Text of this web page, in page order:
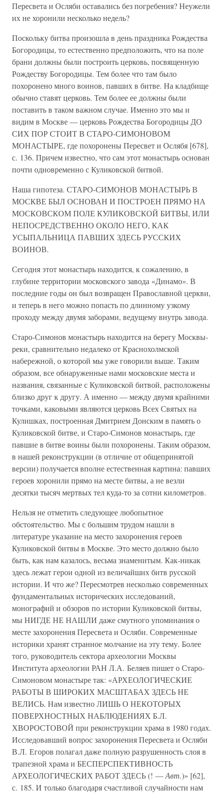
Пересвета и Осляби оставались без погребения? Неужели
их не хоронили несколько недель?
Поскольку битва произошла в день праздника Рождества
Богородицы, то естественно предположить, что на поле
брани должны были построить церковь, посвященную
Рождеству Богородицы. Тем более что там было
похоронено много воинов, павших в битве. На кладбище
обычно ставят церковь. Тем более ее должны были
поставить в таком важном случае. Именно это мы и
видим в Москве — церковь Рождества Богородицы ДО
СИХ ПОР СТОИТ В СТАРО-СИМОНОВОМ
МОНАСТЫРЕ, где похоронены Пересвет и Ослябя [678],
с. 136. Причем известно, что сам этот монастырь основан
почти одновременно с Куликовской битвой.
Наша гипотеза. СТАРО-СИМОНОВ МОНАСТЫРЬ В
МОСКВЕ БЫЛ ОСНОВАН И ПОСТРОЕН ПРЯМО НА
МОСКОВСКОМ ПОЛЕ КУЛИКОВСКОЙ БИТВЫ, ИЛИ
НЕПОСРЕДСТВЕННО ОКОЛО НЕГО, КАК
УСЫПАЛЬНИЦА ПАВШИХ ЗДЕСЬ РУССКИХ
ВОИНОВ.
Сегодня этот монастырь находится, к сожалению, в
глубине территории московского завода «Динамо». В
последние годы он был возвращен Православной церкви,
и теперь в него можно попасть по длинному узкому
проходу между двумя заборами, ведущему внутрь завода.
Старо-Симонов монастырь находится на берегу Москвы-
реки, сравнительно недалеко от Краснохолмской
набережной, о которой мы уже говорили выше. Таким
образом, все обнаруженные нами московские места и
названия, связанные с Куликовской битвой, расположены
близко друг к другу. А именно — между двумя крайними
точками, каковыми являются церковь Всех Святых на
Кулишках, построенная Дмитрием Донским в память о
Куликовской битве, и Старо-Симонов монастырь, где
павшие в битве воины были похоронены. Таким образом,
в нашей реконструкции (в отличие от общепринятой
версии) получается вполне естественная картина: павших
героев хоронили прямо на месте битвы, а не везли
десятки тысяч мертвых тел куда-то за сотни километров.
Нельзя не отметить следующее любопытное
обстоятельство. Мы с большим трудом нашли в
литературе указание на место захоронения героев
Куликовской битвы в Москве. Это место должно было
быть, как нам казалось, весьма знаменитым. Как-никак
здесь лежат герои одной из величайших битв русской
истории. И что же? Пересмотрев несколько современных
фундаментальных исторических исследований,
монографий и обзоров по истории Куликовской битвы,
мы НИГДЕ НЕ НАШЛИ даже смутного упоминания о
месте захоронения Пересвета и Осляби. Современные
историки хранят странное молчание на эту тему. Более
того, руководитель сектора археологии Москвы
Института археологии РАН Л.А. Беляев пишет о Старо-
Симоновом монастыре так: «АРХЕОЛОГИЧЕСКИЕ
РАБОТЫ В ШИРОКИХ МАСШТАБАХ ЗДЕСЬ НЕ
ВЕЛИСЬ. Нам известно ЛИШЬ О НЕКОТОРЫХ
ПОВЕРХНОСТНЫХ НАБЛЮДЕНИЯХ Б.Л.
ХВОРОСТОВОЙ при реконструкции храма в 1980 годах.
Исследовавший вопрос захоронения Пересвета и Осляби
В.Л. Егоров полагал даже полную разрушенность слоя в
трапезной храма и БЕСПЕРСПЕКТИВНОСТЬ
АРХЕОЛОГИЧЕСКИХ РАБОТ ЗДЕСЬ (! —Авт.)» [62],
с. 185. И только благодаря счастливой случайности нам